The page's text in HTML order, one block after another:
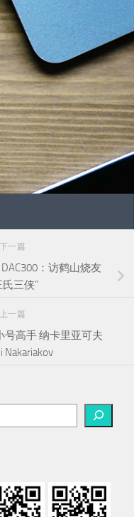
下一篇
：访鹤山烧友
氏三侠”
上一篇
号高手 纳卡里亚可夫
Nakariakov